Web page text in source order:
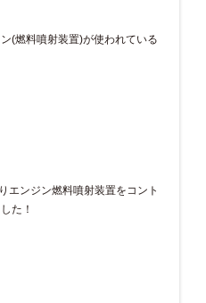
(燃料噴射装置)が使われている
エンジン燃料噴射装置をコント
た！